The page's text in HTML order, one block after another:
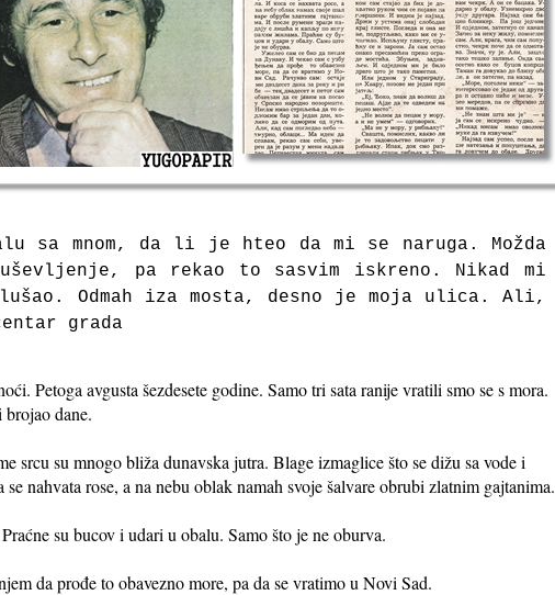
sa mnom, da li je hteo da mi se naruga. Možda
pa rekao to sasvim iskreno. Nikad mi
Odmah iza mosta, desno je moja ulica. Ali,
grada
Petoga avgusta šezdesete godine. Samo tri sata ranije vratili smo se s mora.
brojao dane.
srcu su mnogo bliža dunavska jutra. Blage izmaglice što se dižu sa vode i
nahvata rose, a na nebu oblak namah svoje šalvare obrubi zlatnim gajtanima.
su bucov i udari u obalu. Samo što je ne oburva.
da prođe to obavezno more, pa da se vratimo u Novi Sad.